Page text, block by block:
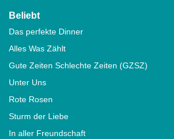
Beliebt
Das perfekte Dinner
Alles Was Zählt
Gute Zeiten Schlechte Zeiten (GZSZ)
Unter Uns
Rote Rosen
Sturm der Liebe
In aller Freundschaft